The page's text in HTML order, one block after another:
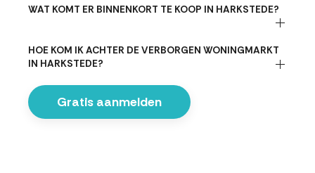
WAT KOMT ER BINNENKORT TE KOOP IN HARKSTEDE?
HOE KOM IK ACHTER DE VERBORGEN WONINGMARKT
IN HARKSTEDE?
Gratis aanmelden